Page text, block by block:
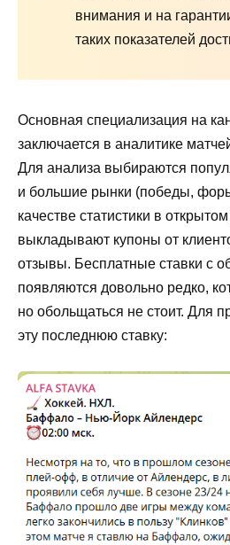
внимания и на
таких показателей
Основная специализация на
заключается в аналитике
Для анализа выбираются
и большие рынки (победы,
качестве статистики в
выкладывают купоны от
отзывы. Бесплатные ставки с
появляются довольно редко,
но обольщаться не стоит. Для
эту последнюю ставку: